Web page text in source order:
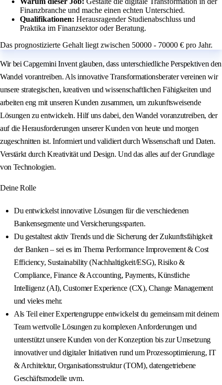
Finanzbranche und mache einen echten Unterschied.
Qualifikationen: Herausragender Studienabschluss und
Praktika im Finanzsektor oder Beratung.
Das prognostizierte Gehalt liegt zwischen 50000 - 70000 € pro Jahr.
Wir bei Capgemini Invent glauben, dass unterschiedliche Perspektiven den
Wandel vorantreiben. Als innovative Transformationsberater vereinen wir
unsere strategischen, kreativen und wissenschaftlichen Fähigkeiten und
arbeiten eng mit unseren Kunden zusammen, um zukunftsweisende
Lösungen zu entwickeln. Hilf uns dabei, den Wandel voranzutreiben, der
auf die Herausforderungen unserer Kunden von heute und morgen
zugeschnitten ist. Informiert und validiert durch Wissenschaft und Daten.
Verstärkt durch Kreativität und Design. Und das alles auf der Grundlage
von Technologien.
Deine Rolle
Du entwickelst innovative Lösungen für die verschiedenen
Bankensegmente und Versicherungssparten.
Du gestaltest aktiv Trends und die Sicherung der Zukunftsfähigkeit
der Banken – sei es im Thema Performance Improvement & Cost
Efficiency, Sustainability (Nachhaltigkeit/ESG), Risiko &
Compliance, Finance & Accounting, Payments, Künstliche
Intelligenz (AI), Customer Experience (CX), Change Management
und vieles mehr.
Als Teil einer Expertengruppe entwickelst du gemeinsam mit deinem
Team wertvolle Lösungen zu komplexen Anforderungen und
unterstützt unsere Kunden von der Konzeption bis zur Umsetzung
innovativer und digitaler Initiativen rund um Prozessoptimierung, IT
& Architektur, Organisationsstruktur (TOM), datengetriebene
Geschäftsmodelle uvm.